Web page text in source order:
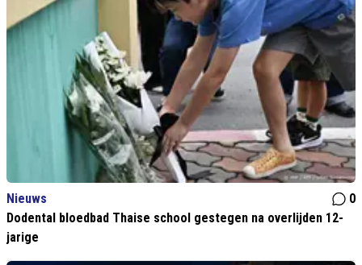
Nieuws
0
Dodental bloedbad Thaise school gestegen na overlijden 12-
jarige